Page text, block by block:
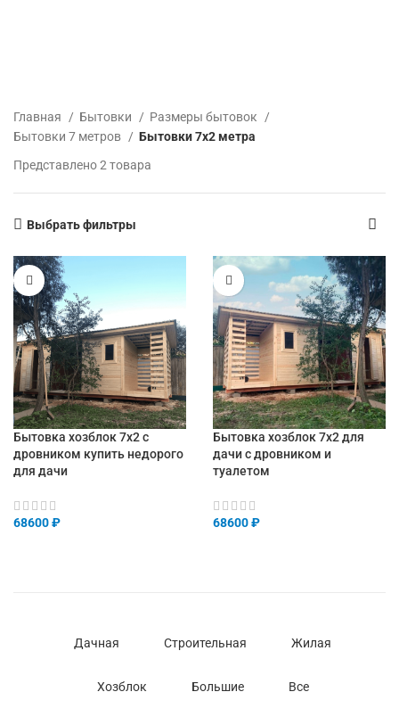
Главная Бытовки
Размеры бытовок
Бытовки 7 метров
Бытовки 7х2 метра
Представлено 2 товара
Выбрать фильтры
Бытовка хозблок 7х2 с
дровником купить недорого
для дачи
68600₽
Бытовка хозблок 7х2 для
дачи с дровником и
туалетом
68600₽
Дачная Строительная Жилая
Хозблок Большие Все